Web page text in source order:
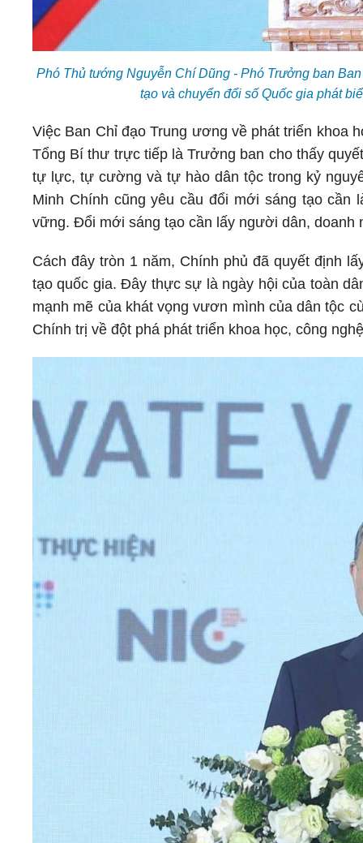
Phó Thủ tướng Nguyễn Chí Dũng - Phó Trưởng ban
tạo và chuyển đổi số Quốc gia phát
Việc Ban Chỉ đạo Trung ương về phát triển khoa
Tổng Bí thư trực tiếp là Trưởng ban cho thấy
tự lực, tự cường và tự hào dân tộc trong kỷ
Minh Chính cũng yêu cầu đổi mới sáng tạo cần
vững. Đổi mới sáng tạo cần lấy người dân, doanh
Cách đây tròn 1 năm, Chính phủ đã quyết định
tạo quốc gia. Đây thực sự là ngày hội của toàn
mạnh mẽ của khát vọng vươn mình của dân tộc
Chính trị về đột phá phát triển khoa học, công